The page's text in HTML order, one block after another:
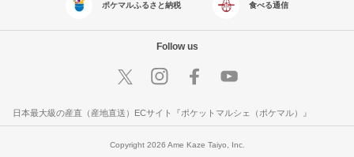
ポケマルふるさと納税 食べる通信
Follow us
日本最大級の産直（産地直送）ECサイト『ポケットマルシェ（ポケマル）』
Copyright 2026 Ame Kaze Taiyo, Inc.